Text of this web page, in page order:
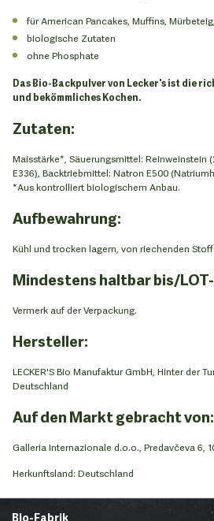
für American Pancakes, Muffins,
biologische Zutaten
ohne Phosphate
Das Bio-Backpulver von Lecker's ist die
und bekömmliches Kochen.
Zutaten:
Maisstärke*, Säuerungsmittel: Reinweinstein
E336), Backtriebmittel: Natron E500
*Aus kontrolliert biologischem Anbau.
Aufbewahrung:
Kühl und trocken lagern, von riechenden
Mindestens haltbar bis/
Vermerk auf der Verpackung.
Hersteller:
LECKER'S Bio Manufaktur GmbH, Hinter der
Deutschland
Auf den Markt gebracht von:
Galleria Internazionale d.o.o., Predavčeva 6,
Herkunftsland: Deutschland
Bio-Fabrik